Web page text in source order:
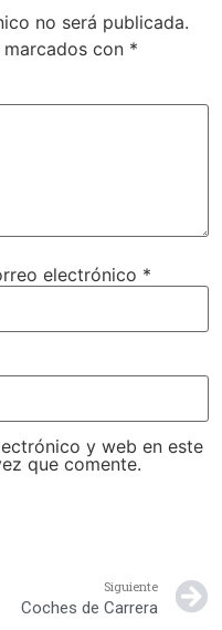
no será publicada.
con *
electrónico *
y web en este
que comente.
Siguiente
Coches de Carrera